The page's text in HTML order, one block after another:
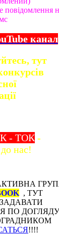
повідомлення
канал
тут
- ТОК -
нас!
, ТУТ
ПО
!!!!